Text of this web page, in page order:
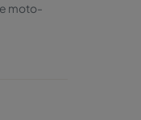
moto-